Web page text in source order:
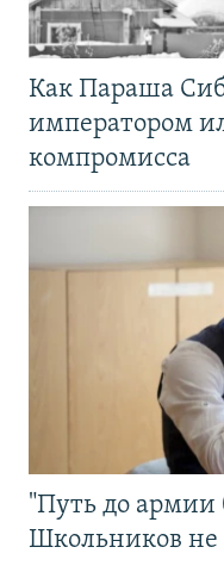
Как Параша
императором
компромисса
"Путь до армии
Школьников не